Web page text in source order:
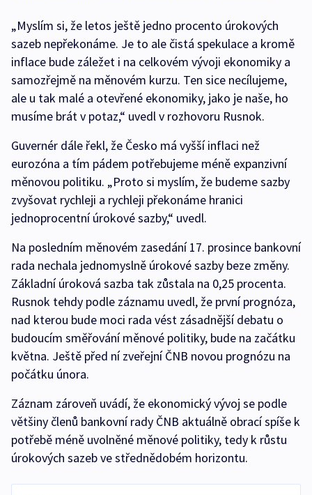
„Myslím si, že letos ještě jedno procento úrokových
sazeb nepřekonáme. Je to ale čistá spekulace a kromě
inflace bude záležet i na celkovém vývoji ekonomiky a
samozřejmě na měnovém kurzu. Ten sice necílujeme,
ale u tak malé a otevřené ekonomiky, jako je naše, ho
musíme brát v potaz,“ uvedl v rozhovoru Rusnok.
Guvernér dále řekl, že Česko má vyšší inflaci než
eurozóna a tím pádem potřebujeme méně expanzivní
měnovou politiku. „Proto si myslím, že budeme sazby
zvyšovat rychleji a rychleji překonáme hranici
jednoprocentní úrokové sazby,“ uvedl.
Na posledním měnovém zasedání 17. prosince bankovní
rada nechala jednomyslně úrokové sazby beze změny.
Základní úroková sazba tak zůstala na 0,25 procenta.
Rusnok tehdy podle záznamu uvedl, že první prognóza,
nad kterou bude moci rada vést zásadnější debatu o
budoucím směřování měnové politiky, bude na začátku
května. Ještě před ní zveřejní ČNB novou prognózu na
počátku února.
Záznam zároveň uvádí, že ekonomický vývoj se podle
většiny členů bankovní rady ČNB aktuálně obrací spíše k
potřebě méně uvolněné měnové politiky, tedy k růstu
úrokových sazeb ve střednědobém horizontu.